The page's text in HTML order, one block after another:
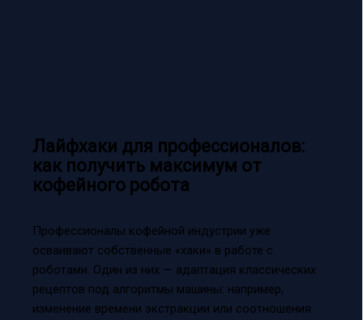
Лайфхаки для профессионалов:
как получить максимум от
кофейного робота
Профессионалы кофейной индустрии уже
осваивают собственные «хаки» в работе с
роботами. Один из них — адаптация классических
рецептов под алгоритмы машины: например,
изменение времени экстракции или соотношения